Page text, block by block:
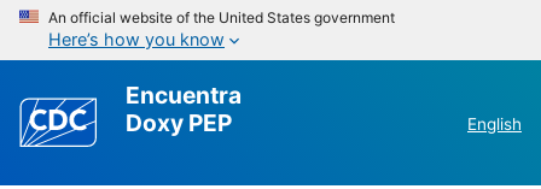
An official website of the United States government
Here’s how you know
Encuentra
Doxy PEP
English